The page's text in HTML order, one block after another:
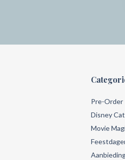
Pre-Order
Disney
Movie